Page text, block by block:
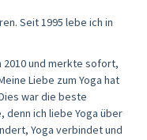
Seit 1995 lebe ich in
2010 und merkte sofort,
Liebe zum Yoga hat
war die beste
denn ich liebe Yoga über
Yoga verbindet und